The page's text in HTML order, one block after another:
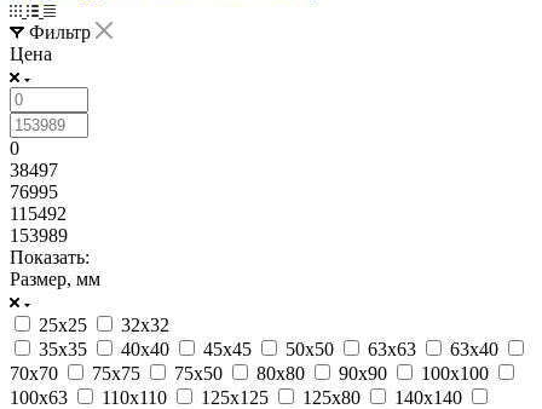
Фильтр
Цена
0
38497
76995
115492
153989
Показать:
Размер, мм
25x25
32x32
35x35
40x40 45x45 50x50 63x63
63х40
70x70
75x75 75х50 80x80 90x90
100x100
100х63
110x110 125x125 125х80
140x140